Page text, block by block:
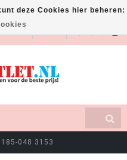
EUR
048 3153
deze Cookies hier beheren: